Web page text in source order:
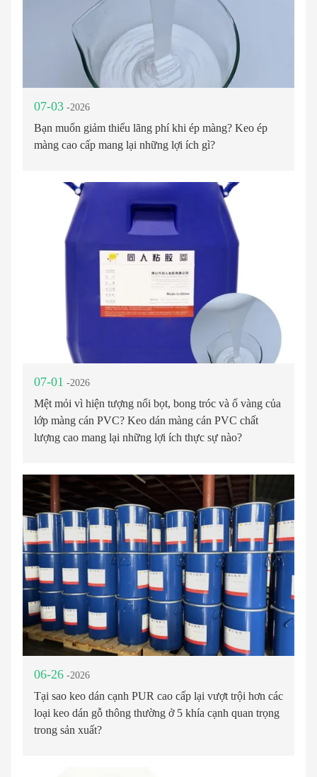
07-03 -2026
Bạn muốn giảm thiểu lãng phí khi ép màng? Keo ép
màng cao cấp mang lại những lợi ích gì?
07-01 -2026
Mệt mỏi vì hiện tượng nổi bọt, bong tróc và ố vàng của
lớp màng cán PVC? Keo dán màng cán PVC chất
lượng cao mang lại những lợi ích thực sự nào?
06-26 -2026
Tại sao keo dán cạnh PUR cao cấp lại vượt trội hơn các
loại keo dán gỗ thông thường ở 5 khía cạnh quan trọng
trong sản xuất?